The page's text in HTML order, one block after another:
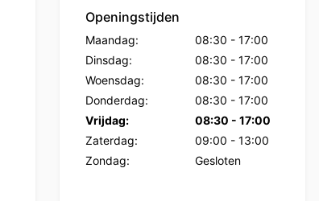
Openingstijden
Maandag: 08:30 - 17:00
Dinsdag:
08:30 - 17:00
Woensdag:
08:30 - 17:00
Donderdag:
08:30 - 17:00
Vrijdag:
08:30 - 17:00
Zaterdag:
09:00 - 13:00
Zondag:
Gesloten